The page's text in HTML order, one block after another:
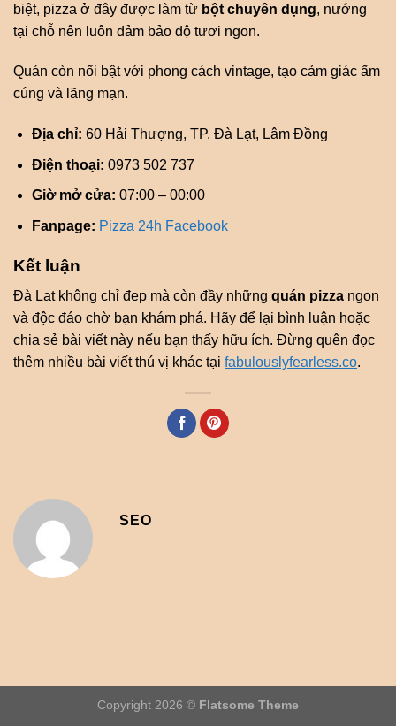
biệt, pizza ở đây được làm từ bột chuyên dụng, nướng
tại chỗ nên luôn đảm bảo độ tươi ngon.
Quán còn nổi bật với phong cách vintage, tạo cảm giác ấm
cúng và lãng mạn.
Địa chỉ: 60 Hải Thượng, TP. Đà Lạt, Lâm Đồng
Điện thoại: 0973 502 737
Giờ mở cửa: 07:00 – 00:00
Fanpage: Pizza 24h Facebook
Kết luận
Đà Lạt không chỉ đẹp mà còn đầy những quán pizza ngon
và độc đáo chờ bạn khám phá. Hãy để lại bình luận hoặc
chia sẻ bài viết này nếu bạn thấy hữu ích. Đừng quên đọc
thêm nhiều bài viết thú vị khác tại fabulouslyfearless.co.
SEO
Copyright 2026 © Flatsome Theme